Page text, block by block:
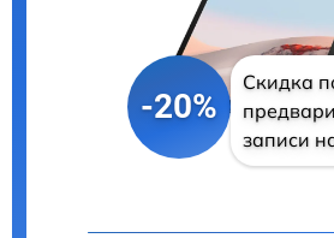
-20%
Скидка
записи